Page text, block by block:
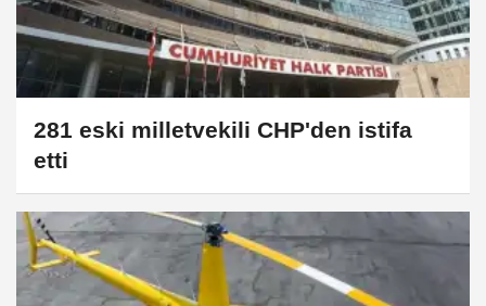
281 eski milletvekili CHP'den istifa
etti